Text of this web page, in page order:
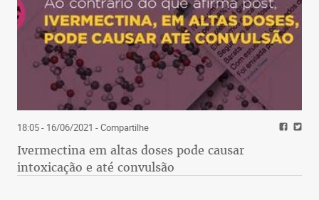
18:05 - 16/06/2021 - Compartilhe
Ivermectina em altas doses pode causar
intoxicação e até convulsão